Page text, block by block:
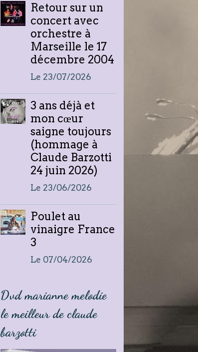
Retour sur un
concert avec
orchestre à
Marseille le 17
décembre 2004
Le 23/07/2026
3 ans déjà et
mon cœur
saigne toujours
(hommage à
Claude Barzotti
24 juin 2026)
Le 23/06/2026
Poulet au
vinaigre France
3
Le 07/04/2026
Dvd marianne melodie
le meilleur de claude
barzotti